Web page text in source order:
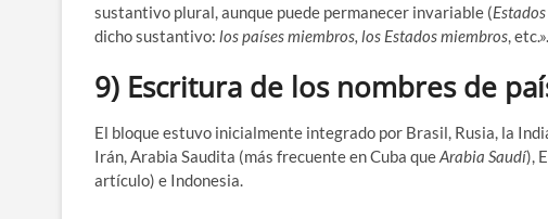
sustantivo plural, aunque puede permanecer invariable (
dicho sustantivo: los países miembros, los Estados miembros, etc.».
9) Escritura de los nombres de
El bloque estuvo inicialmente integrado por Brasil, Rusia, la
Irán, Arabia Saudita (más frecuente en Cuba queArabia Saudí),
artículo) e Indonesia.